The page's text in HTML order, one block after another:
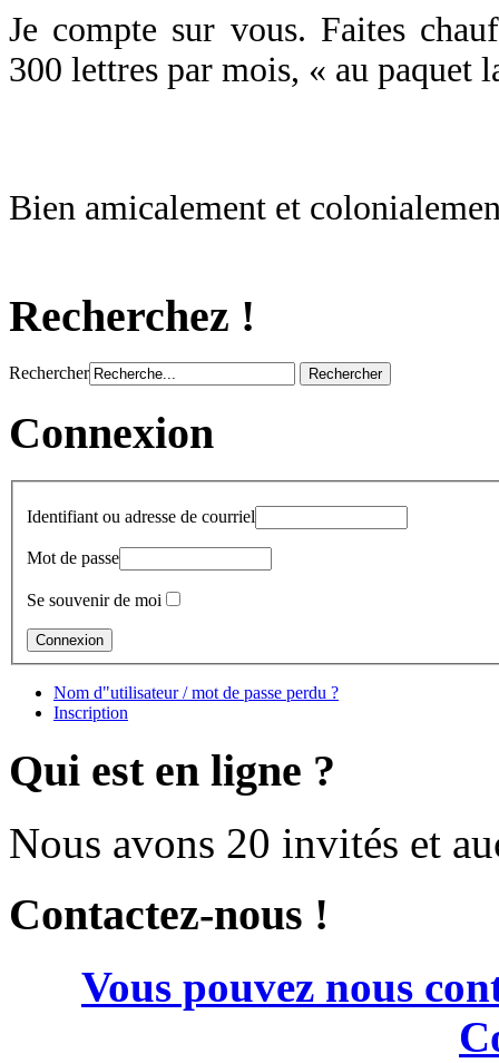
Je compte sur vous. Faites
300 lettres par mois, « au paquet
Bien amicalement et
Recherchez !
Rechercher
Connexion
Identifiant ou adresse de courriel
Mot de passe
Se souvenir de moi
Nom d"utilisateur / mot de passe perdu ?
Inscription
Qui est en ligne ?
Nous avons 20 invités et
Contactez-nous !
Vous pouvez nous